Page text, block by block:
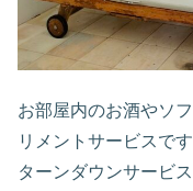
お部屋内のお酒やソ
リメントサービスです
ターンダウンサービ